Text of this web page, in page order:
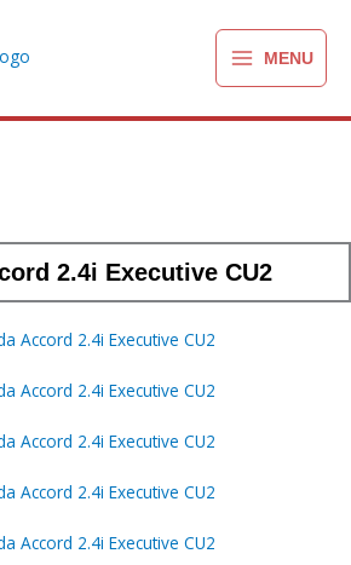
MENU
2.4i Executive CU2